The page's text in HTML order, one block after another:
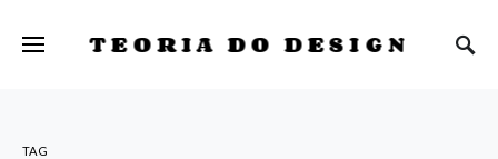
TEORIA DO DESIGN
TAG